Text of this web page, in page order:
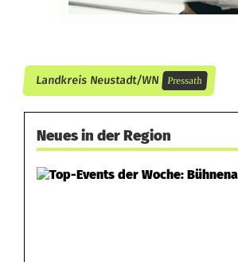
e
r
Landkreis Neustadt/WN Pressath
Neues in der Region